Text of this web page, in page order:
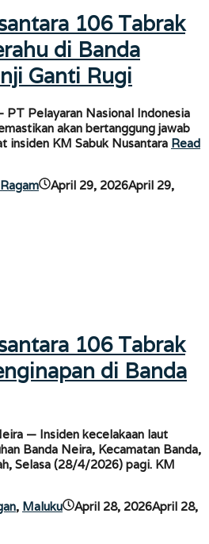
106 Tabrak
di Banda
Ganti Rugi
PT Pelayaran Nasional Indonesia
akan bertanggung jawab
insiden KM Sabuk Nusantara Read
Ragam April 29, 2026April 29,
106 Tabrak
di Banda
— Insiden kecelakaan laut
Banda Neira, Kecamatan Banda,
Selasa (28/4/2026) pagi. KM
, Maluku April 28, 2026April 28,